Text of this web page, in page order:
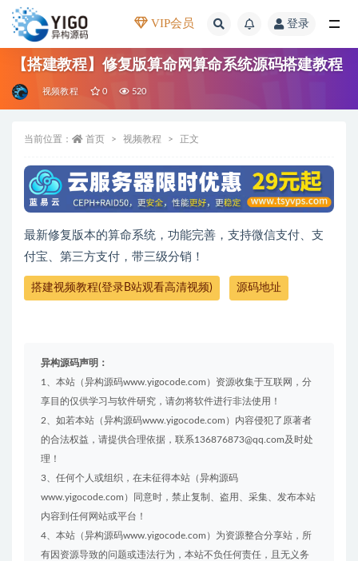
VIP会员 登录
【搭建教程】修复版算命网算命系统源码搭建教程
视频教程 0 520
当前位置： 首页 视频教程 正文
最新修复版本的算命系统，功能完善，支持微信支付、支
付宝、第三方支付，带三级分销！
搭建视频教程(登录B站观看高清视频) 源码地址
异构源码声明：
1、本站（异构源码www.yigocode.com）资源收集于互联网，分
享目的仅供学习与软件研究，请勿将软件进行非法使用！
2、如若本站（异构源码www.yigocode.com）内容侵犯了原著者
的合法权益，请提供合理依据，联系136876873@qq.com及时处
理！
3、任何个人或组织，在未征得本站（异构源码
www.yigocode.com）同意时，禁止复制、盗用、采集、发布本站
内容到任何网站或平台！
4、本站（异构源码www.yigocode.com）为资源整合分享站，所
有因资源导致的问题或违法行为，本站不负任何责任，且无义务
全部